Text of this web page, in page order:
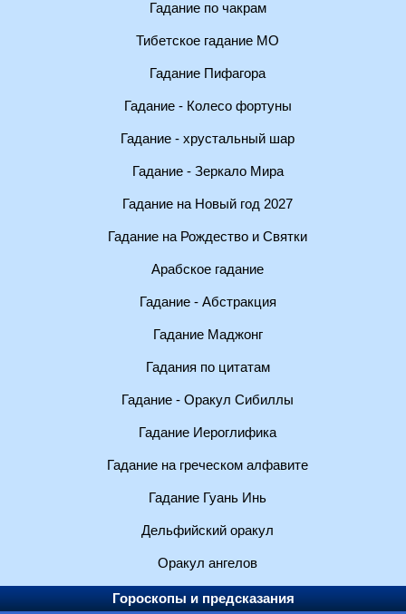
Гадание по чакрам
Тибетское гадание МО
Гадание Пифагора
Гадание - Колесо фортуны
Гадание - хрустальный шар
Гадание - Зеркало Мира
Гадание на Новый год 2027
Гадание на Рождество и Святки
Арабское гадание
Гадание - Абстракция
Гадание Маджонг
Гадания по цитатам
Гадание - Оракул Сибиллы
Гадание Иероглифика
Гадание на греческом алфавите
Гадание Гуань Инь
Дельфийский оракул
Оракул ангелов
Гороскопы и предсказания